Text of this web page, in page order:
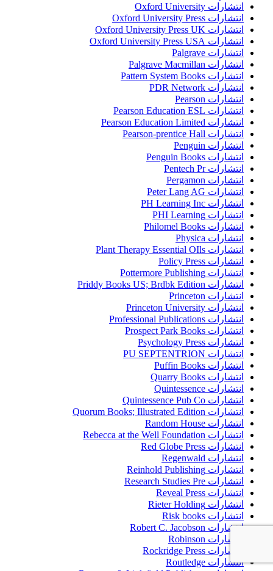
انتشارات Oxford University
انتشارات Oxford University Press
انتشارات Oxford University Press UK
انتشارات Oxford University Press USA
انتشارات Palgrave
انتشارات Palgrave Macmillan
انتشارات Pattern System Books
انتشارات PDR Network
انتشارات Pearson
انتشارات Pearson Education ESL
انتشارات Pearson Education Limited
انتشارات Pearson-prentice Hall
انتشارات Penguin
انتشارات Penguin Books
انتشارات Pentech Pr
انتشارات Pergamon
انتشارات Peter Lang AG
انتشارات PH Learning Inc
انتشارات PHI Learning
انتشارات Philomel Books
انتشارات Physica
انتشارات Plant Therapy Essential OIls
انتشارات Policy Press
انتشارات Pottermore Publishing
انتشارات Priddy Books US; Brdbk Edition
انتشارات Princeton
انتشارات Princeton University
انتشارات Professional Publications
انتشارات Prospect Park Books
انتشارات Psychology Press
انتشارات PU SEPTENTRION
انتشارات Puffin Books
انتشارات Quarry Books
انتشارات Quintessence
انتشارات Quintessence Pub Co
انتشارات Quorum Books; Illustrated Edition
انتشارات Random House
انتشارات Rebecca at the Well Foundation
انتشارات Red Globe Press
انتشارات Regenwald
انتشارات Reinhold Publishing
انتشارات Research Studies Pre
انتشارات Reveal Press
انتشارات Rieter Holding
انتشارات Risk books
انتشارات Robert C. Jacobson
انتشارات Robinson
انتشارات Rockridge Press
انتشارات Routledge